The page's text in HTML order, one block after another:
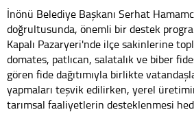
İnönü Belediye Başkanı Serhat
doğrultusunda, önemli bir destek
Kapalı Pazaryeri'nde ilçe sakinlerine
domates, patlıcan, salatalık ve biber
gören fide dağıtımıyla birlikte
yapmaları teşvik edilirken, yerel
tarımsal faaliyetlerin desteklenmesi